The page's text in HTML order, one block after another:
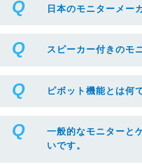
日本のモニターメー
スピーカー付きのモ
ピボット機能とは何
一般的なモニターと
いです。